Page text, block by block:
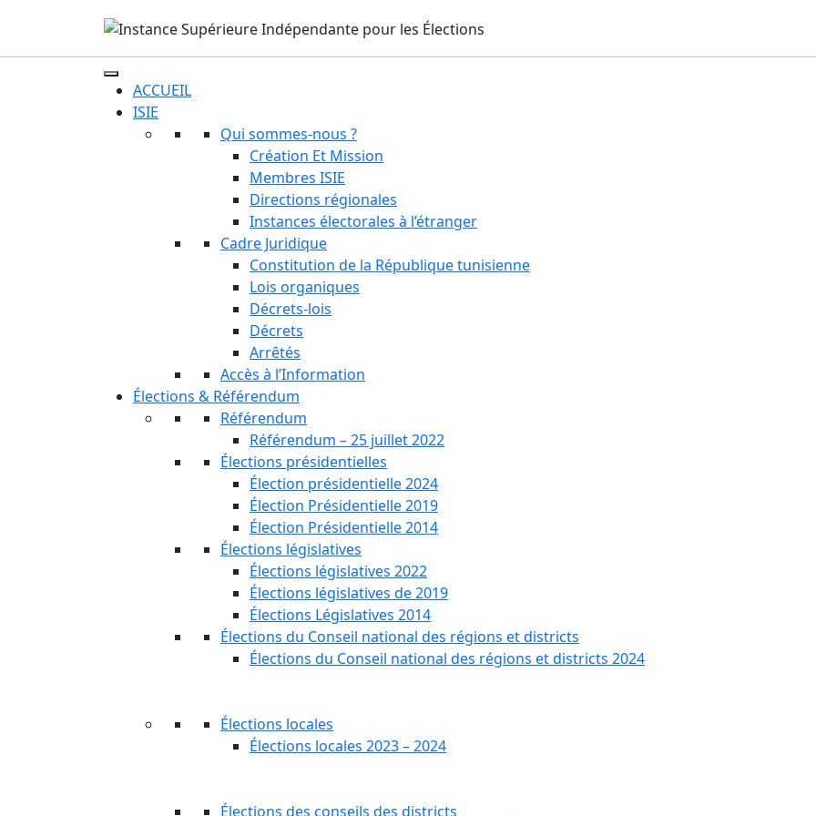
ACCUEIL
ISIE
Qui sommes-nous ?
Création Et Mission
Membres ISIE
Directions régionales
Instances électorales à l’étranger
Cadre Juridique
Constitution de la République tunisienne
Lois organiques
Décrets-lois
Décrets
Arrêtés
Accès à l’Information
Élections & Référendum
Référendum
Référendum – 25 juillet 2022
Élections présidentielles
Élection présidentielle 2024
Élection Présidentielle 2019
Élection Présidentielle 2014
Élections législatives
Élections législatives 2022
Élections législatives de 2019
Élections Législatives 2014
Élections du Conseil national des régions et districts
Élections du Conseil national des régions et districts 2024
Élections locales
Élections locales 2023 – 2024
Élections des conseils des districts